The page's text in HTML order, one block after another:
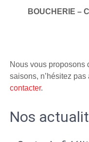
BOUCHERIE –
Nous vous proposons
saisons, n’hésitez pas
contacter.
Nos